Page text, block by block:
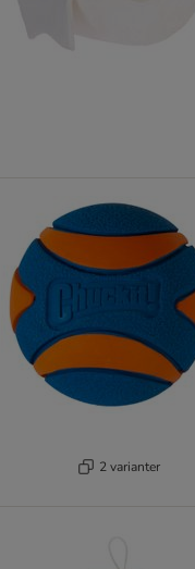
2 varianter